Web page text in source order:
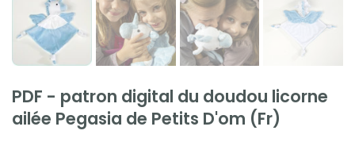
PDF - patron digital du doudou licorne
ailée Pegasia de Petits D'om (Fr)